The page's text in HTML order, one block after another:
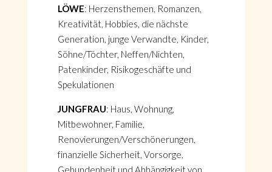
LÖWE: Herzensthemen, Romanzen,
Kreativität, Hobbies, die nächste
Generation, junge Verwandte, Kinder,
Söhne/Töchter, Neffen/Nichten,
Patenkinder, Risikogeschäfte und
Spekulationen
JUNGFRAU: Haus, Wohnung,
Mitbewohner, Familie,
Renovierungen/Verschönerungen,
finanzielle Sicherheit, Vorsorge,
Gebundenheit und Abhängigkeit von